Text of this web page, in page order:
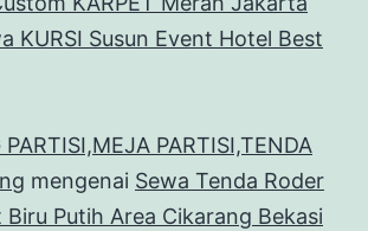
KURSI Susun Event Hotel Best
PARTISI,TENDA
mengenai Sewa Tenda Roder
Biru Putih Area Cikarang Bekasi